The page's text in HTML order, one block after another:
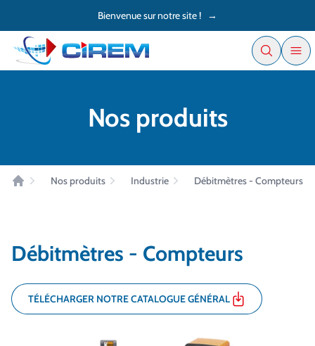
Bienvenue sur notre site ! →
Nos produits
Nos produits Industrie Débitmètres - Compteurs
Débitmètres - Compteurs
TÉLÉCHARGER NOTRE CATALOGUE GÉNÉRAL